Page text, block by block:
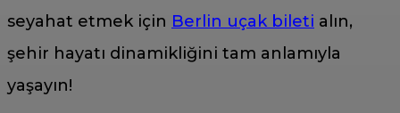
seyahat etmek için Berlin uçak bileti alın,
şehir hayatı dinamikliğini tam anlamıyla
yaşayın!